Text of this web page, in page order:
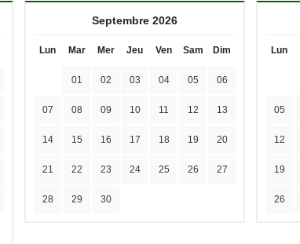
Septembre 2026
Lun Mar Mer Jeu Ven Sam Dim
01 02 03 04 05 06
07 08 09 10 11 12 13
14 15 16 17 18 19 20
21 22 23 24 25 26 27
28 29 30
Lun
05
12
19
26